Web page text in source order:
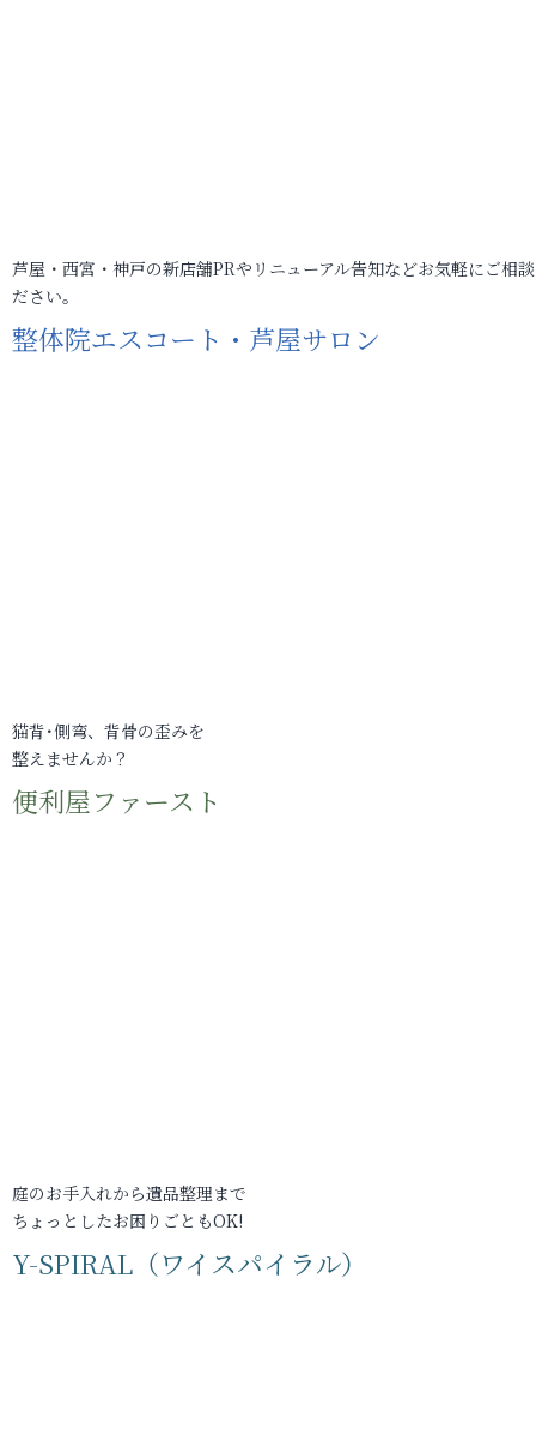
芦屋・西宮・神戸の新店舗PRやリニューアル告知などお気軽にご相
ださい。
整体院エスコート・芦屋サロン
猫背･側弯、背骨の歪みを
整えませんか？
便利屋ファースト
庭のお手入れから遺品整理まで
ちょっとしたお困りごともOK!
Y-SPIRAL（ワイスパイラル）